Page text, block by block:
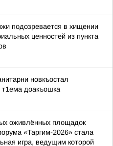
подозревается в хищении
ценностей из пункта
новкъостал
т1ема доакъошка
оживлённых площадок
«Таргим-2026» стала
игра, ведущим которой